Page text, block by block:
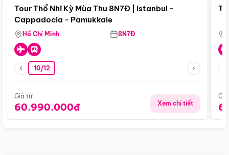
Tour Thổ Nhĩ Kỳ Mùa Thu 8N7Đ | Istanbul -
Cappadocia - Pamukkale
Hồ Chí Minh 8N7Đ
10/12
Giá từ:
60.990.000đ Xem chi tiết